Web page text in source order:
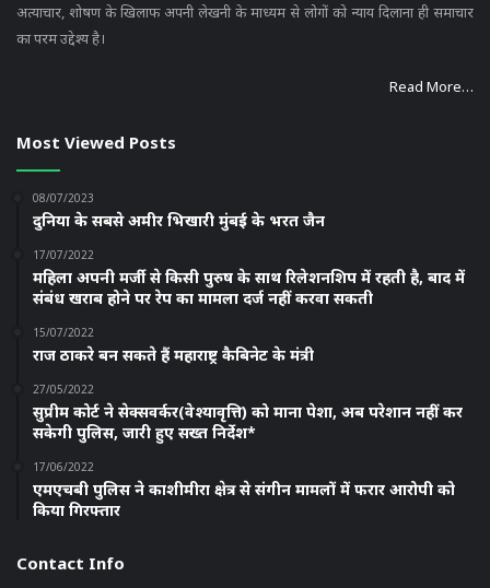
अत्याचार, शोषण के खिलाफ अपनी लेखनी के माध्यम से लोगों को न्याय दिलाना ही समाचार
का परम उद्देश्य है।
Read More…
Most Viewed Posts
08/07/2023
दुनिया के सबसे अमीर भिखारी मुंबई के भरत जैन
17/07/2022
महिला अपनी मर्जी से किसी पुरुष के साथ रिलेशनशिप में रहती है, बाद में
संबंध खराब होने पर रेप का मामला दर्ज नहीं करवा सकती
15/07/2022
राज ठाकरे बन सकते हैं महाराष्ट्र कैबिनेट के मंत्री
27/05/2022
सुप्रीम कोर्ट ने सेक्सवर्कर(वेश्यावृत्ति) को माना पेशा, अब परेशान नहीं कर
सकेगी पुलिस, जारी हुए सख्त निर्देश*
17/06/2022
एमएचबी पुलिस ने काशीमीरा क्षेत्र से संगीन मामलों में फरार आरोपी को
किया गिरफ्तार
Contact Info